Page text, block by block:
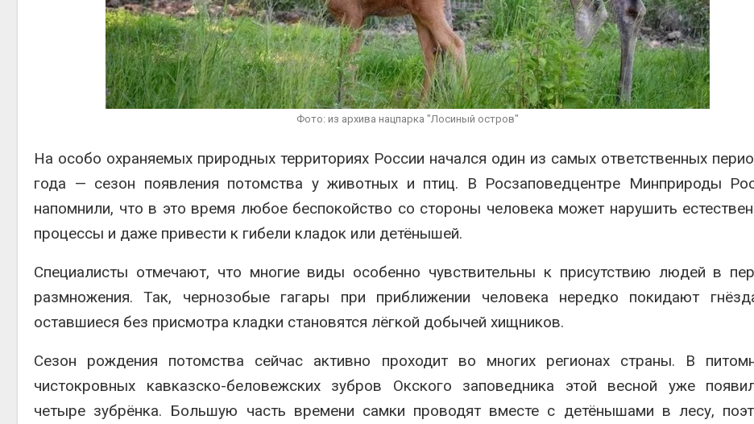
Фото: из архива нацпарка "Лосиный остров"
На особо охраняемых природных территориях России начался один из самых ответственных
года — сезон появления потомства у животных и птиц. В Росзаповедцентре Минприроды
напомнили, что в это время любое беспокойство со стороны человека может нарушить
процессы и даже привести к гибели кладок или детёнышей.
Специалисты отмечают, что многие виды особенно чувствительны к присутствию людей в
размножения. Так, чернозобые гагары при приближении человека нередко покидают
оставшиеся без присмотра кладки становятся лёгкой добычей хищников.
Сезон рождения потомства сейчас активно проходит во многих регионах страны. В
чистокровных кавказско-беловежских зубров Окского заповедника этой весной уже
четыре зубрёнка. Большую часть времени самки проводят вместе с детёнышами в лесу,
вторсырья
Авг 6, 2026
Учёные предложили
получать питьевую воду
из воздуха с помощью
ветра
Авг 6, 2026
перед осенней
Авг 7, 2026
Ozon запустит сбор
помощи для
Нижнего Новгорода
Авг 7, 2026